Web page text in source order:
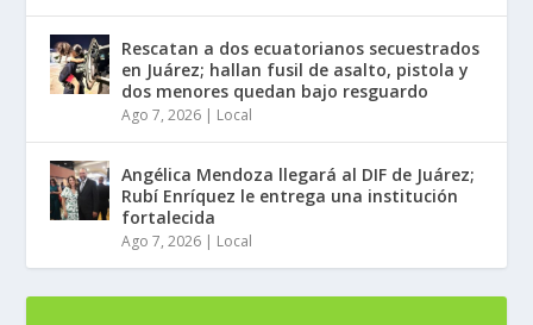
Rescatan a dos ecuatorianos secuestrados
en Juárez; hallan fusil de asalto, pistola y
dos menores quedan bajo resguardo
Ago 7, 2026 | Local
Angélica Mendoza llegará al DIF de Juárez;
Rubí Enríquez le entrega una institución
fortalecida
Ago 7, 2026 | Local